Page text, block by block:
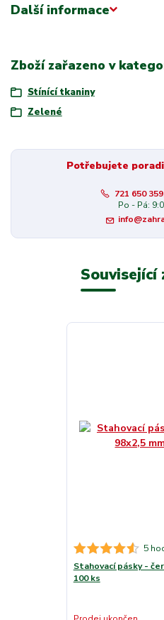
Další informace
Zboží zařazeno v
Stínící tkaniny
Zelené
Potřebujete
721 650
Po - Pá:
Související
5
Stahovací pásky -
100 ks